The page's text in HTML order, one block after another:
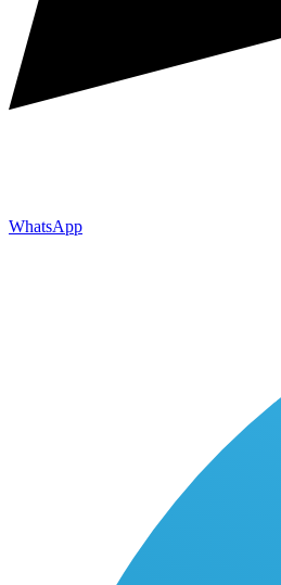
WhatsApp